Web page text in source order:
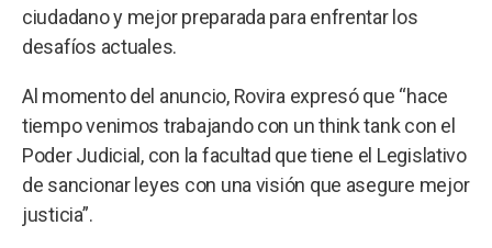
ciudadano y mejor preparada para enfrentar los
desafíos actuales.
Al momento del anuncio, Rovira expresó que “hace
tiempo venimos trabajando con un think tank con el
Poder Judicial, con la facultad que tiene el Legislativo
de sancionar leyes con una visión que asegure mejor
justicia”.